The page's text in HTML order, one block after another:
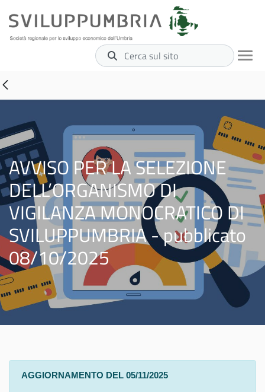
Cerca sul sito
AVVISO PER LA SELEZIONE
DELL’ORGANISMO DI
VIGILANZA MONOCRATICO DI
SVILUPPUMBRIA - pubblicato
08/10/2025
AGGIORNAMENTO DEL 05/11/2025